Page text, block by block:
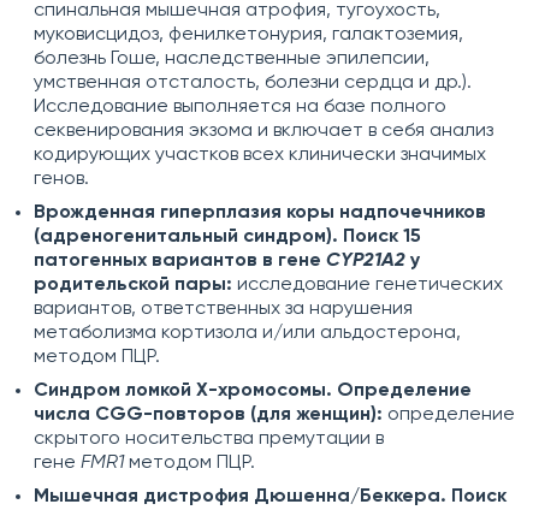
спинальная мышечная атрофия, тугоухость,
муковисцидоз, фенилкетонурия, галактоземия,
болезнь Гоше, наследственные эпилепсии,
умственная отсталость, болезни сердца и др.).
Исследование выполняется на базе полного
секвенирования экзома и включает в себя анализ
кодирующих участков всех клинически значимых
генов.
Врожденная гиперплазия коры надпочечников
(адреногенитальный синдром). Поиск 15
патогенных вариантов в гене CYP21A2 у
родительской пары: исследование генетических
вариантов, ответственных за нарушения
метаболизма кортизола и/или альдостерона,
методом ПЦР.
Синдром ломкой Х-хромосомы. Определение
числа CGG-повторов (для женщин): определение
скрытого носительства премутации в
гене FMR1методом ПЦР.
Мышечная дистрофия Дюшенна/Беккера. Поиск